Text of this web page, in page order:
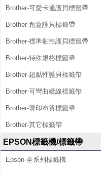
Brother-可愛卡通護貝標籤帶
Brother-創意護貝標籤帶
Brother-標準黏性護貝標籤帶
Brother-特殊規格標籤帶
Brother-超黏性護貝標籤帶
Brother-可彎曲纜線標籤帶
Brother-燙印布質標籤帶
Brother-其它標籤帶
EPSON標籤機/標籤帶
Epson-全系列標籤機